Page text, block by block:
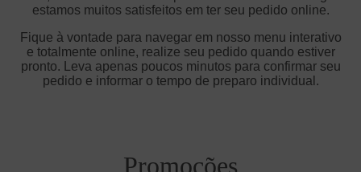
estamos muitos satisfeitos em ter seu pedido online.
Fique à vontade para navegar em nosso menu interativo
e totalmente online, realize seu pedido quando estiver
pronto. Leva apenas poucos minutos para confirmar seu
pedido e informar o tempo de preparo individual.
Promoções